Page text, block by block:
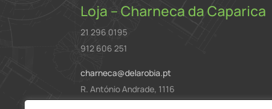
Loja – Charneca da Caparica
21 296 0195
912 606 251
charneca@delarobia.pt
R. António Andrade, 1116